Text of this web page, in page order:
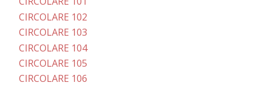
CIRCOLARE 102
CIRCOLARE 103
CIRCOLARE 104
CIRCOLARE 105
CIRCOLARE 106